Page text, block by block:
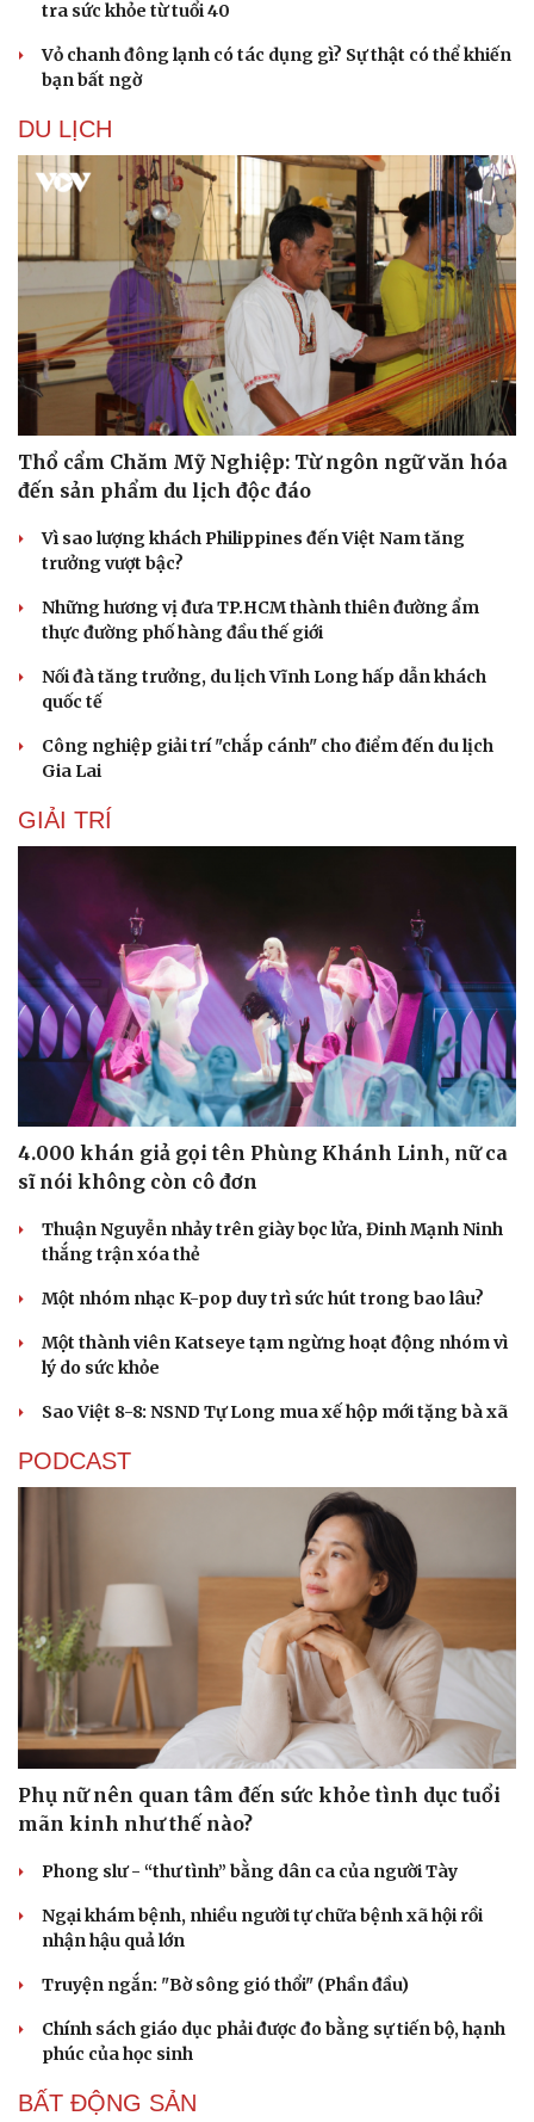
Tư vấn
Hạt giống tâm hồn
tra sức khỏe từ tuổi 40
Vỏ chanh đông lạnh có tác dụng gì? Sự thật có thể khiến
bạn bất ngờ
DU LỊCH
Thổ cẩm Chăm Mỹ Nghiệp: Từ ngôn ngữ văn hóa
đến sản phẩm du lịch độc đáo
Vì sao lượng khách Philippines đến Việt Nam tăng
trưởng vượt bậc?
Những hương vị đưa TP.HCM thành thiên đường ẩm
thực đường phố hàng đầu thế giới
Nối đà tăng trưởng, du lịch Vĩnh Long hấp dẫn khách
quốc tế
Công nghiệp giải trí "chắp cánh" cho điểm đến du lịch
Gia Lai
GIẢI TRÍ
4.000 khán giả gọi tên Phùng Khánh Linh, nữ ca
sĩ nói không còn cô đơn
Thuận Nguyễn nhảy trên giày bọc lửa, Đinh Mạnh Ninh
thắng trận xóa thẻ
Một nhóm nhạc K-pop duy trì sức hút trong bao lâu?
Một thành viên Katseye tạm ngừng hoạt động nhóm vì
lý do sức khỏe
Sao Việt 8-8: NSND Tự Long mua xế hộp mới tặng bà xã
PODCAST
Phụ nữ nên quan tâm đến sức khỏe tình dục tuổi
mãn kinh như thế nào?
Phong slư - “thư tình” bằng dân ca của người Tày
Ngại khám bệnh, nhiều người tự chữa bệnh xã hội rồi
nhận hậu quả lớn
Truyện ngắn: "Bờ sông gió thổi" (Phần đầu)
Chính sách giáo dục phải được đo bằng sự tiến bộ, hạnh
phúc của học sinh
BẤT ĐỘNG SẢN